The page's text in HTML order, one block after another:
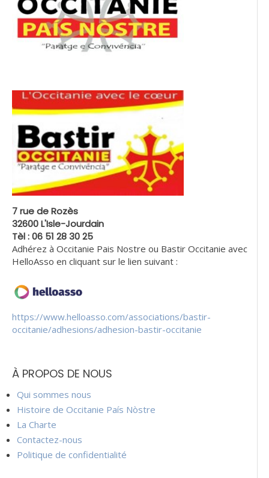
7 rue de Rozès
32600 L'Isle-Jourdain
Tèl : 06 51 28 30 25
Adhérez à Occitanie Pais Nostre ou Bastir Occitanie avec
HelloAsso en cliquant sur le lien suivant :
https://www.helloasso.com/associations/bastir-
occitanie/adhesions/adhesion-bastir-occitanie
À PROPOS DE NOUS
Qui sommes nous
Histoire de Occitanie País Nòstre
La Charte
Contactez-nous
Politique de confidentialité